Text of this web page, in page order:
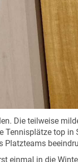
Die teilweise
Tennisplätze top
Platzteams
einmal in die